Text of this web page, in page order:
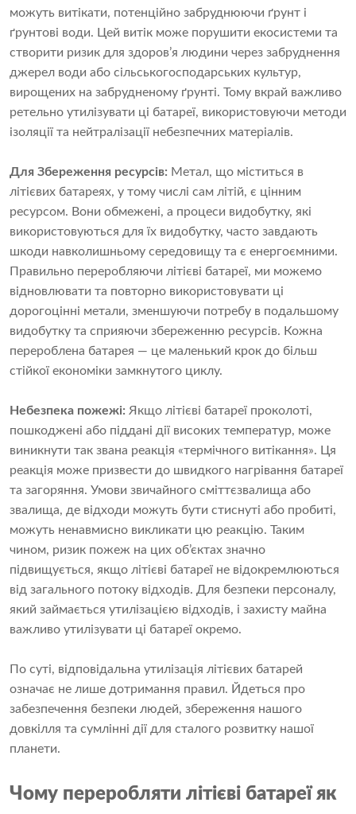
можуть витікати, потенційно забруднюючи ґрунт і
ґрунтові води. Цей витік може порушити екосистеми та
створити ризик для здоров’я людини через забруднення
джерел води або сільськогосподарських культур,
вирощених на забрудненому ґрунті. Тому вкрай важливо
ретельно утилізувати ці батареї, використовуючи методи
ізоляції та нейтралізації небезпечних матеріалів.
Для Збереження ресурсів: Метал, що міститься в
літієвих батареях, у тому числі сам літій, є цінним
ресурсом. Вони обмежені, а процеси видобутку, які
використовуються для їх видобутку, часто завдають
шкоди навколишньому середовищу та є енергоємними.
Правильно переробляючи літієві батареї, ми можемо
відновлювати та повторно використовувати ці
дорогоцінні метали, зменшуючи потребу в подальшому
видобутку та сприяючи збереженню ресурсів. Кожна
перероблена батарея — це маленький крок до більш
стійкої економіки замкнутого циклу.
Небезпека пожежі: Якщо літієві батареї проколоті,
пошкоджені або піддані дії високих температур, може
виникнути так звана реакція «термічного витікання». Ця
реакція може призвести до швидкого нагрівання батареї
та загоряння. Умови звичайного сміттєзвалища або
звалища, де відходи можуть бути стиснуті або пробиті,
можуть ненавмисно викликати цю реакцію. Таким
чином, ризик пожеж на цих об’єктах значно
підвищується, якщо літієві батареї не відокремлюються
від загального потоку відходів. Для безпеки персоналу,
який займається утилізацією відходів, і захисту майна
важливо утилізувати ці батареї окремо.
По суті, відповідальна утилізація літієвих батарей
означає не лише дотримання правил. Йдеться про
забезпечення безпеки людей, збереження нашого
довкілля та сумлінні дії для сталого розвитку нашої
планети.
Чому переробляти літієві батареї як